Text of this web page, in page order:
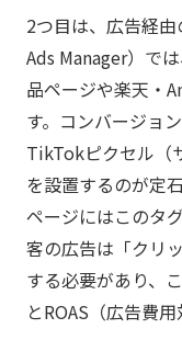
2つ目は、広告経
Ads Manager）で
品ページや楽天・
す。コンバージョ
TikTokピクセル（
を設置するのが定
ページにはこのタ
客の広告は「クリ
する必要があり、
とROAS（広告費